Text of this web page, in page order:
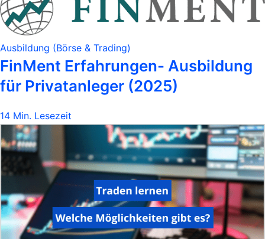
Ausbildung (Börse & Trading)
FinMent Erfahrungen- Ausbildung
für Privatanleger (2025)
14 Min. Lesezeit